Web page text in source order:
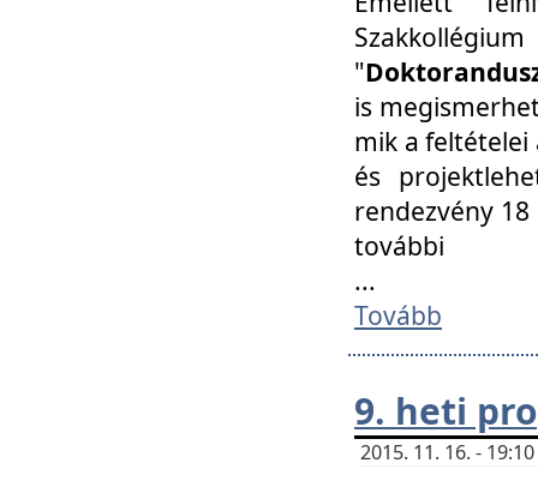
"
is
mik a feltételei
és
rendezvény
további
...
Tovább
9. heti
2015. 11. 16. -